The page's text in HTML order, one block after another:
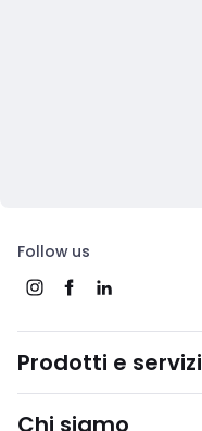
Follow us
Prodotti e servizi
Chi siamo